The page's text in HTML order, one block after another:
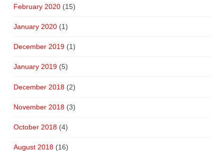
February 2020(15)
January 2020(1)
December 2019(1)
January 2019(5)
December 2018(2)
November 2018(3)
October 2018(4)
August 2018(16)